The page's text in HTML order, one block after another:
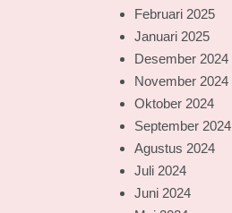
Februari 2025
Januari 2025
Desember 2024
November 2024
Oktober 2024
September 2024
Agustus 2024
Juli 2024
Juni 2024